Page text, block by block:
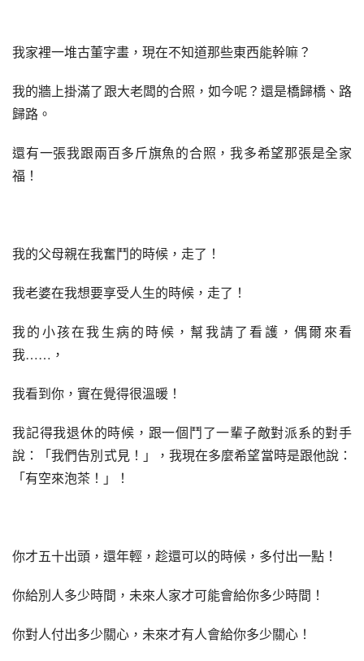
我家裡一堆古董字畫，現在不知道那些東西能幹嘛？
我的牆上掛滿了跟大老闆的合照，如今呢？還是橋歸橋、路
歸路。
還有一張我跟兩百多斤旗魚的合照，我多希望那張是全家
福！
我的父母親在我奮鬥的時候，走了！
我老婆在我想要享受人生的時候，走了！
我的小孩在我生病的時候，幫我請了看護，偶爾來看
我……，
我看到你，實在覺得很溫暖！
我記得我退休的時候，跟一個鬥了一輩子敵對派系的對手
說：「我們告別式見！」，我現在多麼希望當時是跟他說：
「有空來泡茶！」！
你才五十出頭，還年輕，趁還可以的時候，多付出一點！
你給別人多少時間，未來人家才可能會給你多少時間！
你對人付出多少關心，未來才有人會給你多少關心！